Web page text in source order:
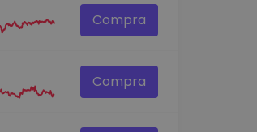
Compra
Compra